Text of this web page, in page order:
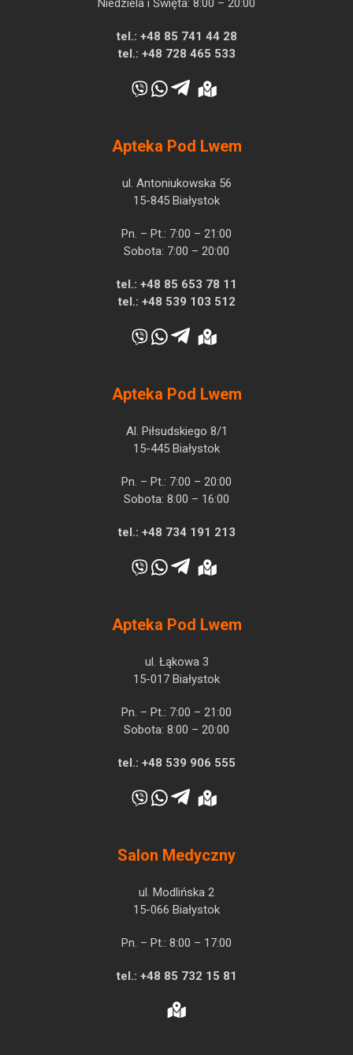
Niedziela i Święta: 8:00 – 20:00
tel.: +48 85 741 44 28
tel.: +48 728 465 533
Apteka Pod Lwem
ul. Antoniukowska 56
15-845 Białystok
Pn. – Pt.: 7:00 – 21:00
Sobota: 7:00 – 20:00
tel.: +48 85 653 78 11
tel.: +48 539 103 512
Apteka Pod Lwem
Al. Piłsudskiego 8/1
15-445 Białystok
Pn. – Pt.: 7:00 – 20:00
Sobota: 8:00 – 16:00
tel.: +48 734 191 213
Apteka Pod Lwem
ul. Łąkowa 3
15-017 Białystok
Pn. – Pt.: 7:00 – 21:00
Sobota: 8:00 – 20:00
tel.: +48 539 906 555
Salon Medyczny
ul. Modlińska 2
15-066 Białystok
Pn. – Pt.: 8:00 – 17:00
tel.: +48 85 732 15 81